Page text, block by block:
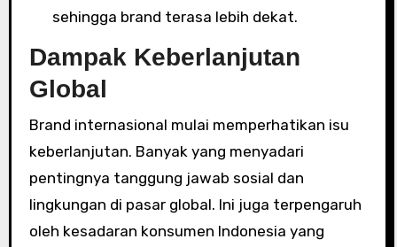
sehingga brand terasa lebih dekat.
Dampak Keberlanjutan
Global
Brand internasional mulai memperhatikan isu
keberlanjutan. Banyak yang menyadari
pentingnya tanggung jawab sosial dan
lingkungan di pasar global. Ini juga terpengaruh
oleh kesadaran konsumen Indonesia yang